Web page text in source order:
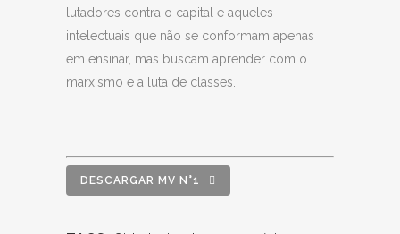
lutadores contra o capital e aqueles
intelectuais que não se conformam apenas
em ensinar, mas buscam aprender com o
marxismo e a luta de classes.
DESCARGAR MV N°1